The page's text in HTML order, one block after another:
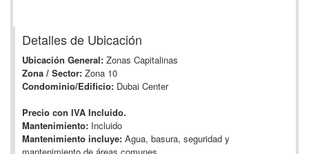
Detalles de Ubicación
Ubicación General: Zonas Capitalinas
Zona / Sector: Zona 10
Condominio/Edificio: Dubai Center
Precio con IVA Incluido.
Mantenimiento: Incluido
Mantenimiento incluye: Agua, basura, seguridad y